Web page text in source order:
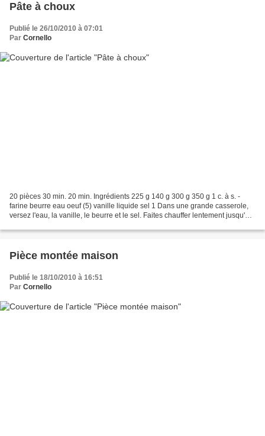
Pâte à choux
Publié le 26/10/2010 à 07:01
Par Cornello
20 pièces 30 min. 20 min. Ingrédients 225 g 140 g 300 g 350 g 1 c. à s. -
farine beurre eau oeuf (5) vanille liquide sel 1 Dans une grande casserole,
versez l'eau, la vanille, le beurre et le sel. Faites chauffer lentement jusqu'à
Pièce montée maison
Publié le 18/10/2010 à 16:51
Par Cornello